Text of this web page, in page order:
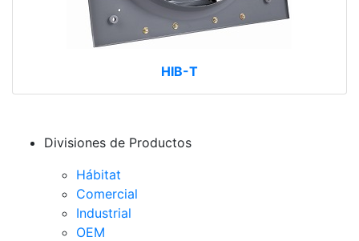
HIB-T
Divisiones de Productos
Hábitat
Comercial
Industrial
OEM